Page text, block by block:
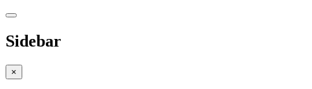
Sidebar
×